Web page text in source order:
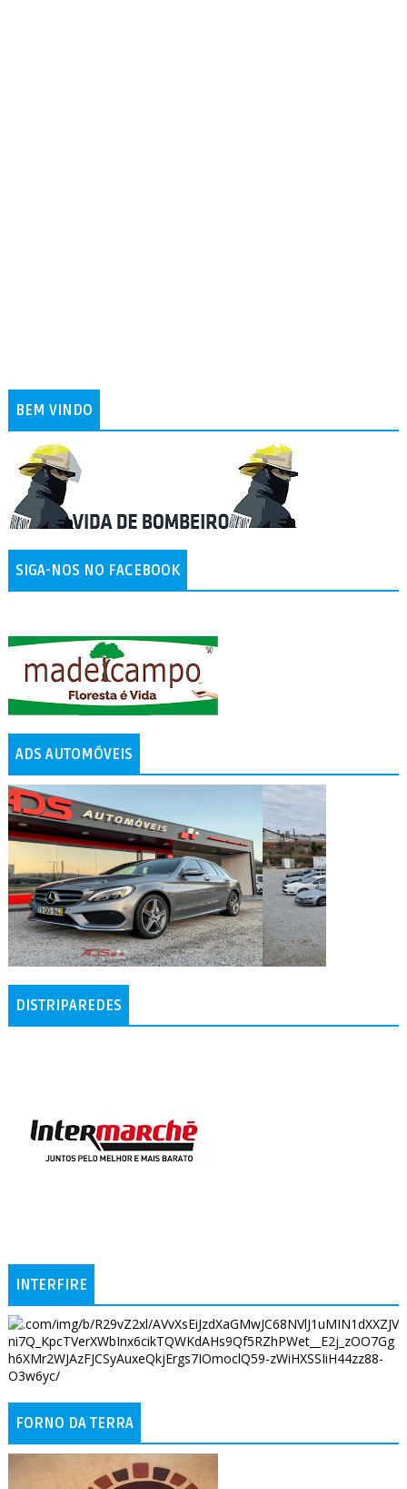
BEM VINDO
SIGA-NOS NO FACEBOOK
ADS AUTOMÓVEIS
DISTRIPAREDES
INTERFIRE
FORNO DA TERRA